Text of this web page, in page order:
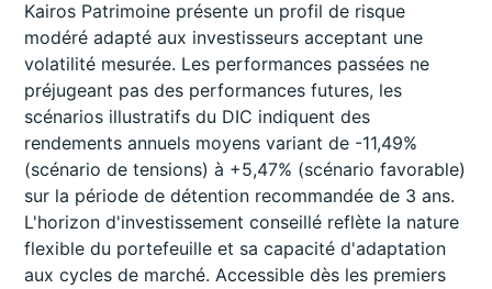
Kairos Patrimoine présente un profil de risque
modéré adapté aux investisseurs acceptant une
volatilité mesurée. Les performances passées ne
préjugeant pas des performances futures, les
scénarios illustratifs du DIC indiquent des
rendements annuels moyens variant de -11,49%
(scénario de tensions) à +5,47% (scénario favorable)
sur la période de détention recommandée de 3 ans.
L'horizon d'investissement conseillé reflète la nature
flexible du portefeuille et sa capacité d'adaptation
aux cycles de marché. Accessible dès les premiers